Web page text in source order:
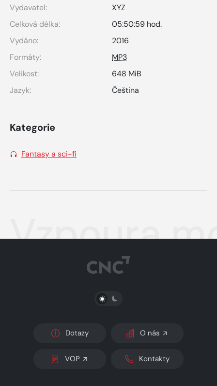
Vydavatel:
XYZ
Celková délka:
05:50:59 hod.
Vydáno:
2016
Formáty:
MP3
Velikost:
648 MiB
Jazyk:
Čeština
Kategorie
Fantasy a sci-fi
Vzpoura
PŘEPNOUT SVĚTLÝ/TMAVÝ REŽIM
Dotazy O nás
VOP Kontakty